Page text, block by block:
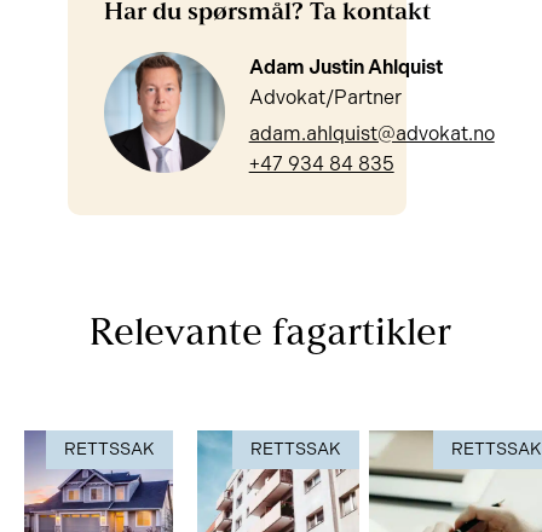
Har du spørsmål? Ta kontakt
Adam Justin Ahlquist
Advokat/Partner
adam.ahlquist@advokat.no
+47 934 84 835
Relevante fagartikler
RETTSSAK RETTSSAK RETTSSAK